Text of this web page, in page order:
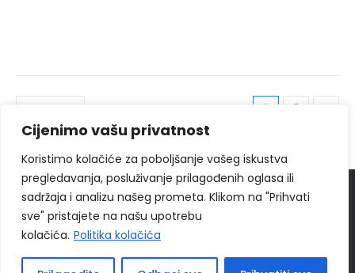
Cijenimo vašu privatnost
Koristimo kolačiće za poboljšanje vašeg iskustva
pregledavanja, posluživanje prilagođenih oglasa ili
sadržaja i analizu našeg prometa. Klikom na "Prihvati
sve" pristajete na našu upotrebu
kolačića. Politika kolačića
1 2
© 2024 Ippon Shop BiH Sva prava zadržava
Web Design "CanaC.ba